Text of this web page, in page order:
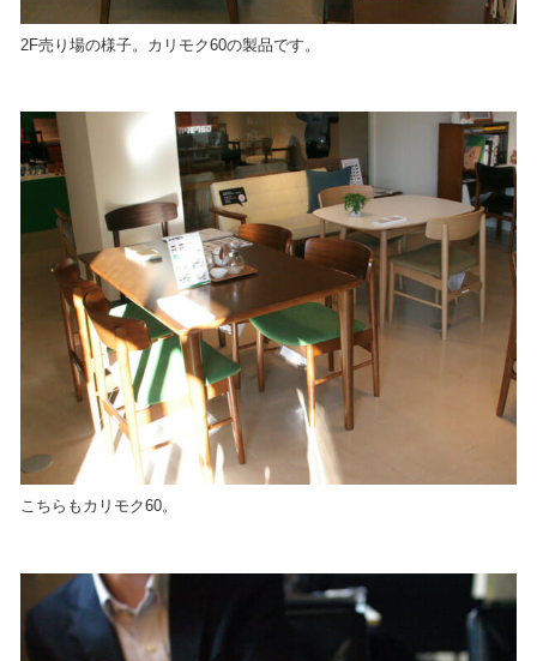
2F売り場の様子。カリモク60の製品です。
こちらもカリモク60。